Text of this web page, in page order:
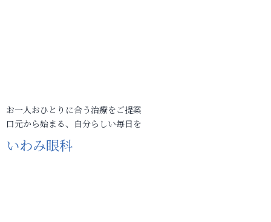
お一人おひとりに合う治療をご提案
口元から始まる、自分らしい毎日を
いわみ眼科